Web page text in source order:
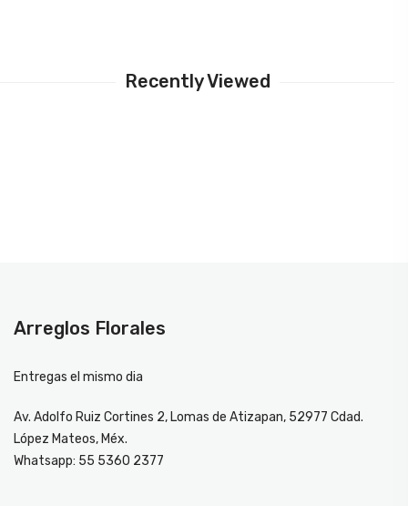
Recently Viewed
Arreglos Florales
Entregas el mismo dia
Av. Adolfo Ruiz Cortines 2, Lomas de Atizapan, 52977 Cdad.
López Mateos, Méx.
Whatsapp: 55 5360 2377